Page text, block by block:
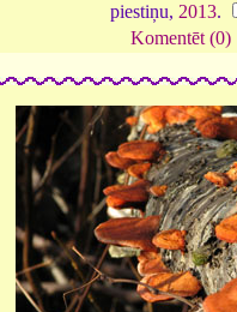
piestiņu, 2013.
Komentēt (0)